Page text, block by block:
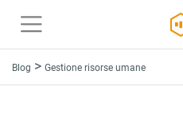
Blog > Gestione risorse umane